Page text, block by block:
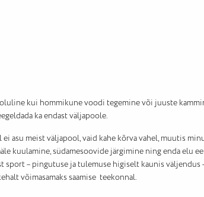
kui hommikune voodi tegemine või juuste
ka endast väljapoole.
meist väljapool, vaid kahe kõrva vahel, muutis
kuulamine, südamesoovide järgimine ning enda elu
– pingutuse ja tulemuse higiselt kaunis väljendus
võimasamaks saamise teekonnal.